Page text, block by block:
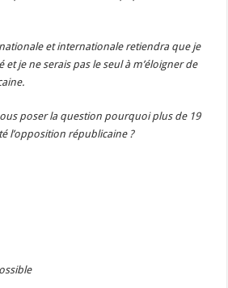
et internationale retiendra que je
et je ne serais pas le seul à m’éloigner de
poser la question pourquoi plus de 19
l’opposition républicaine ?